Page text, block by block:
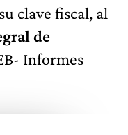
clave fiscal, al
de
Informes